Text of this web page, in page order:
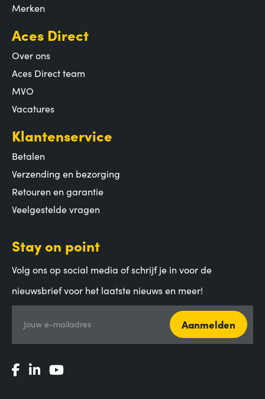
Merken
Aces Direct
Over ons
Aces Direct team
MVO
Vacatures
Klantenservice
Betalen
Verzending en bezorging
Retouren en garantie
Veelgestelde vragen
Stay on point
Volg ons op social media of schrijf je in voor de
nieuwsbrief voor het laatste nieuws en meer!
Jouw e-mailadres Aanmelden